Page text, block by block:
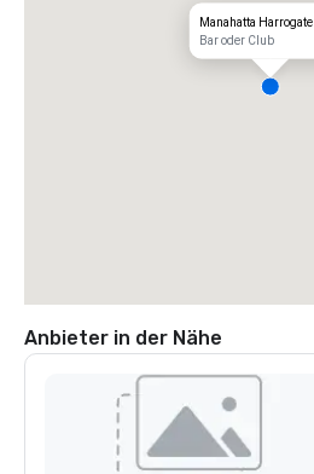
Manahatta Harrogate
Bar oder Club
Anbieter in der Nähe